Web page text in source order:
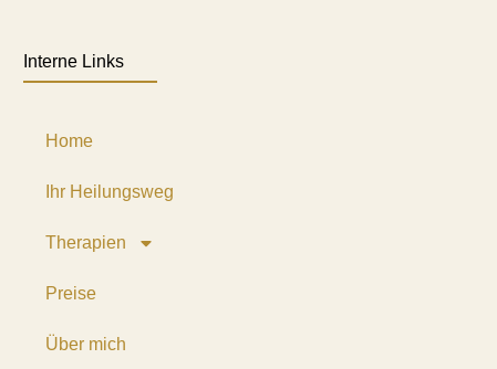
Interne Links
Home
Ihr Heilungsweg
Therapien
Preise
Über mich